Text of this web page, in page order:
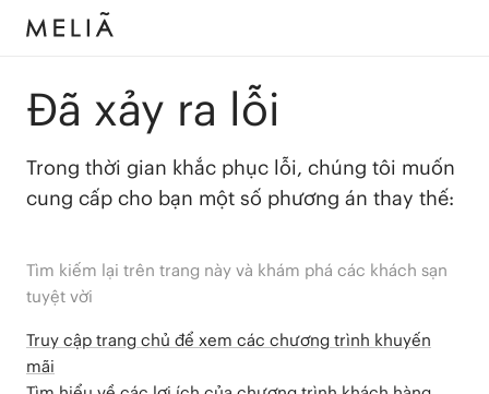
Đã xảy ra lỗi
Trong thời gian khắc phục lỗi, chúng tôi muốn
cung cấp cho bạn một số phương án thay thế:
Tìm kiếm lại trên trang này và khám phá các khách sạn
tuyệt vời
Truy cập trang chủ để xem các chương trình khuyến
mãi